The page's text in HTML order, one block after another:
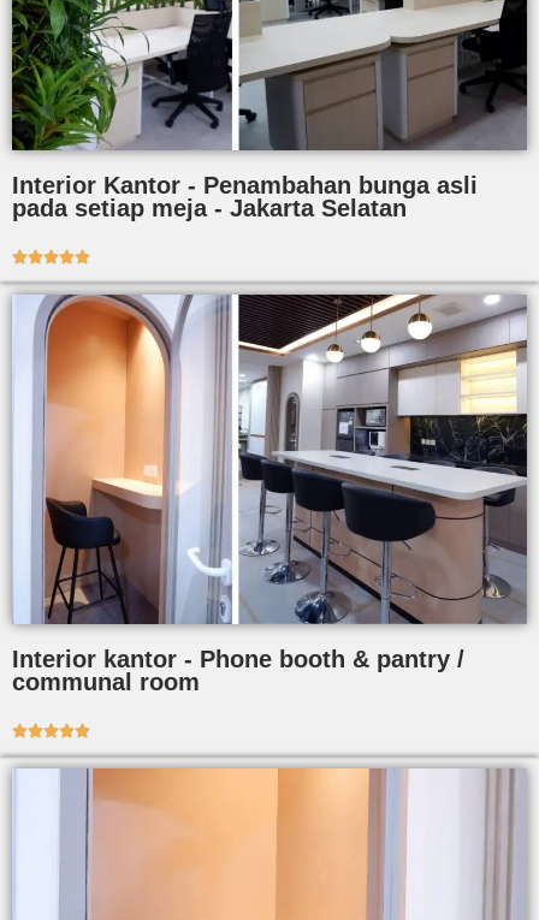
Interior Kantor - Penambahan bunga asli
pada setiap meja - Jakarta Selatan

Interior kantor - Phone booth & pantry /
communal room
